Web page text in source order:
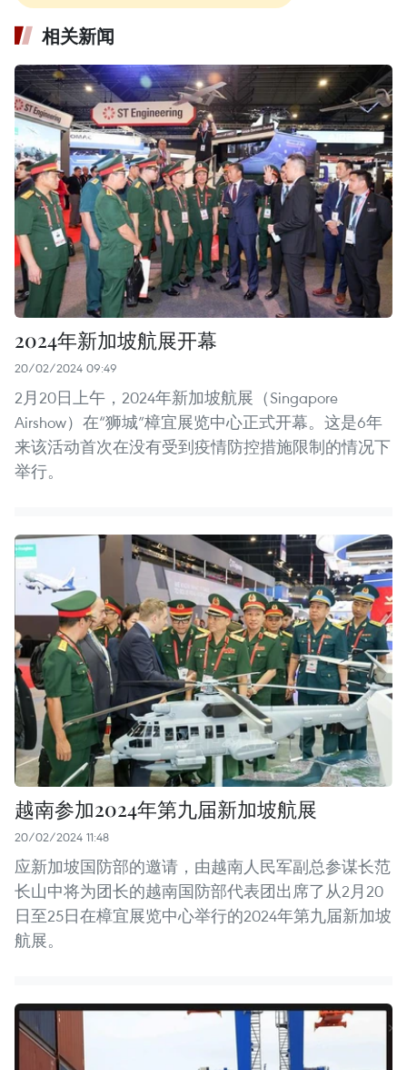
相关新闻
2024年新加坡航展开幕
20/02/2024 09:49
2月20日上午，2024年新加坡航展（Singapore
Airshow）在“狮城”樟宜展览中心正式开幕。这是6年
来该活动首次在没有受到疫情防控措施限制的情况下
举行。
越南参加2024年第九届新加坡航展
20/02/2024 11:48
应新加坡国防部的邀请，由越南人民军副总参谋长范
长山中将为团长的越南国防部代表团出席了从2月20
日至25日在樟宜展览中心举行的2024年第九届新加坡
航展。